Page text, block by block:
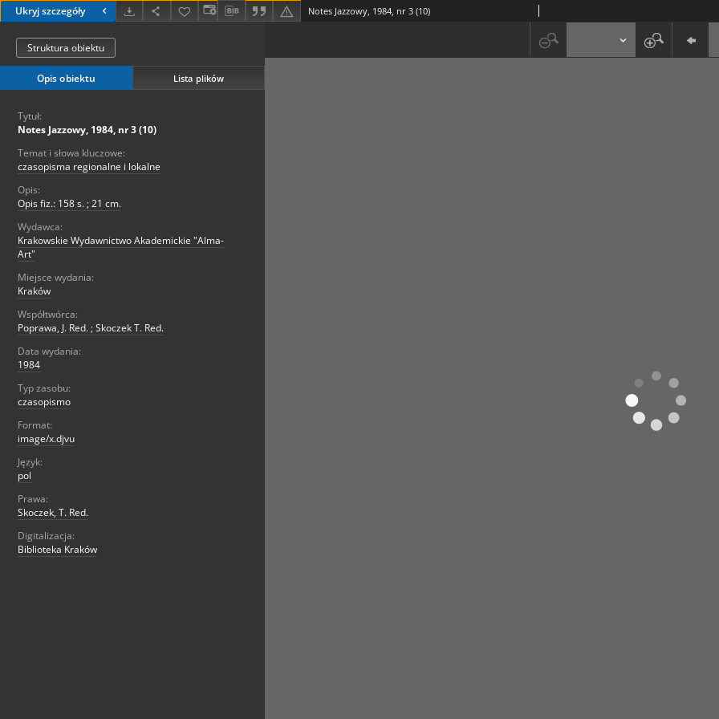
Ukryj szczegóły Notes Jazzowy, 1984, nr 3 (10)
Struktura obiektu
Opis obiektu Lista plików
Tytuł:
Notes Jazzowy, 1984, nr 3 (10)
Temat i słowa kluczowe:
czasopisma regionalne i lokalne
Opis:
Opis fiz.: 158 s. ; 21 cm.
Wydawca:
Krakowskie Wydawnictwo Akademickie "Alma-
Art"
Miejsce wydania:
Kraków
Współtwórca:
Poprawa, J. Red. ; Skoczek T. Red.
Data wydania:
1984
Typ zasobu:
czasopismo
Format:
image/x.djvu
Język:
pol
Prawa:
Skoczek, T. Red.
Digitalizacja:
Biblioteka Kraków